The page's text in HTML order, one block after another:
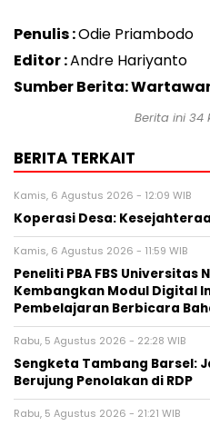
Penulis :Odie Priambodo
Editor :Andre Hariyanto
Sumber Berita:
Berita ini 34
BERITA TERKAIT
Kamis, 6 Agustus 2026 - 12:09 WIB
Koperasi Desa:
Kamis, 6 Agustus 2026 - 11:59 WIB
Peneliti PBA FBS Universitas
Kembangkan Modul Digital
Pembelajaran Berbicara
Rabu, 5 Agustus 2026 - 22:28 WIB
Sengketa Tambang Barsel:
Berujung Penolakan di RDP
Rabu, 5 Agustus 2026 - 21:21 WIB